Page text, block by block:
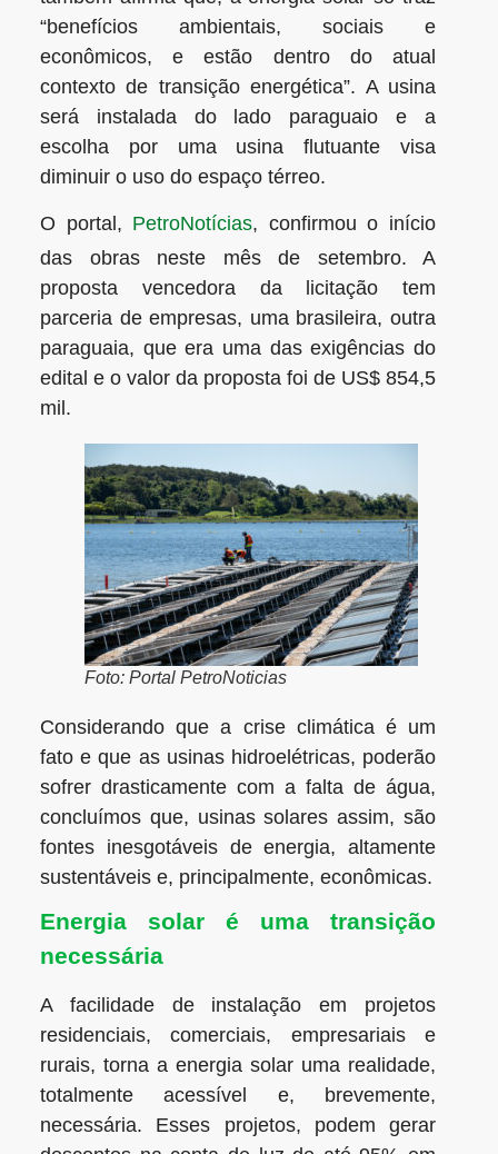
“benefícios ambientais, sociais e
econômicos, e estão dentro do atual
contexto de transição energética”. A usina
será instalada do lado paraguaio e a
escolha por uma usina flutuante visa
diminuir o uso do espaço térreo.
O portal, PetroNotícias, confirmou o início
das obras neste mês de setembro. A
proposta vencedora da licitação tem
parceria de empresas, uma brasileira, outra
paraguaia, que era uma das exigências do
edital e o valor da proposta foi de US$ 854,5
mil.
Foto: Portal PetroNoticias
Considerando que a crise climática é um
fato e que as usinas hidroelétricas, poderão
sofrer drasticamente com a falta de água,
concluímos que, usinas solares assim, são
fontes inesgotáveis de energia, altamente
sustentáveis e, principalmente, econômicas.
Energia solar é uma transição
necessária
A facilidade de instalação em projetos
residenciais, comerciais, empresariais e
rurais, torna a energia solar uma realidade,
totalmente acessível e, brevemente,
necessária. Esses projetos, podem gerar